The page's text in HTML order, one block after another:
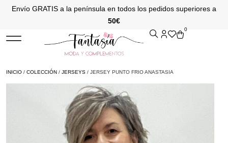
Envío GRATIS a la península en todos los pedidos superiores a
50€
0
INICIO / COLECCIÓN / JERSEYS / JERSEY PUNTO FRIO ANASTASIA